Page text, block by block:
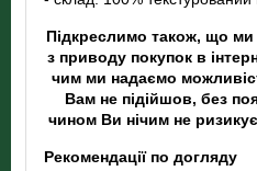
Підкреслимо також, що ми
з приводу покупок в
чим ми надаємо
Вам не підійшов, без
чином Ви нічим не
Рекомендації по догляду